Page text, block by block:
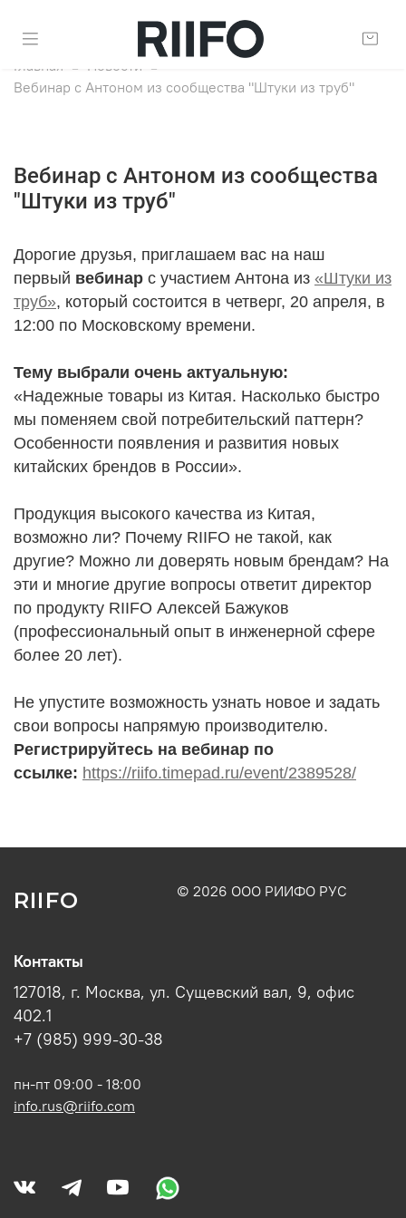
Главная
Новости
Вебинар с Антоном из сообщества "Штуки из труб"
Вебинар с Антоном из сообщества
"Штуки из труб"
Дорогие друзья, приглашаем вас на наш
первый вебинар с участием Антона из «Штуки из
труб», который состоится в четверг, 20 апреля, в
12:00 по Московскому времени.
Тему выбрали очень актуальную:
«Надежные товары из Китая. Насколько быстро
мы поменяем свой потребительский паттерн?
Особенности появления и развития новых
китайских брендов в России».
Продукция высокого качества из Китая,
возможно ли? Почему RIIFO не такой, как
другие? Можно ли доверять новым брендам? На
эти и многие другие вопросы ответит директор
по продукту RIIFO Алексей Бажуков
(профессиональный опыт в инженерной сфере
более 20 лет).
Не упустите возможность узнать новое и задать
свои вопросы напрямую производителю.
Регистрируйтесь на вебинар по
ссылке: https://riifo.timepad.ru/event/2389528/
RIIFO © 2026 ООО РИИФО РУС
Контакты
127018, г. Москва, ул. Сущевский вал, 9, офис
402.1
+7 (985) 999-30-38
пн-пт 09:00 - 18:00
info.rus@riifo.com